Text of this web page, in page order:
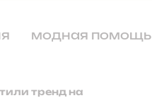
модная помощь
тренд на